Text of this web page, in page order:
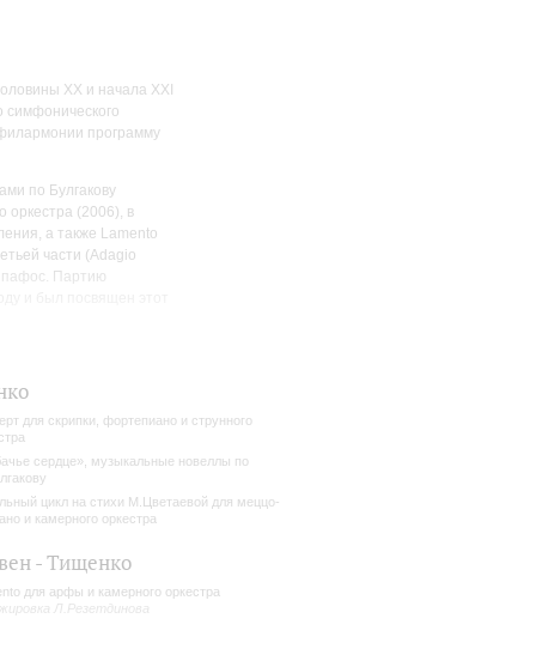
XX и начала XXI
симфонического
программу
по Булгакову
оркестра (2006), в
а также Lamento
части (Adagio
пафос. Партию
для скрипки, фортепиано и струнного
сердце», музыкальные новеллы по
цикл на стихи М.Цветаевой для меццо-
и камерного оркестра
- Тищенко
для арфы и камерного оркестра
Л.Резетдинова